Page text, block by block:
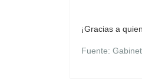
¡Gracias a
Fuente: